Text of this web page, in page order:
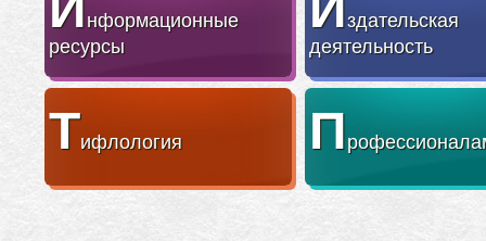
нформационные
ресурсы
здательская
деятельность
Тифлология П